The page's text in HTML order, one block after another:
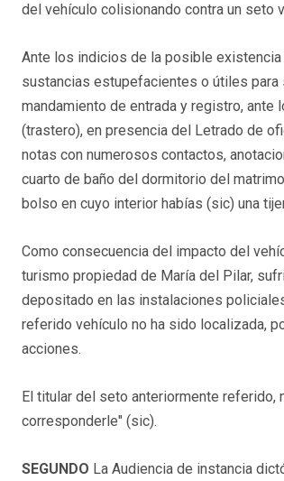
del vehículo colisionando contra un seto
Ante los indicios de la posible existencia
sustancias estupefacientes o útiles
mandamiento de entrada y registro,
(trastero), en presencia del Letrado de
notas con numerosos contactos,
cuarto de baño del dormitorio del
bolso en cuyo interior habías (sic) una
Como consecuencia del impacto del
turismo propiedad de María del Pilar,
depositado en las instalaciones
referido vehículo no ha sido localizada,
acciones.
El titular del seto anteriormente referido,
corresponderle" (sic).
SEGUNDO La Audiencia de instancia